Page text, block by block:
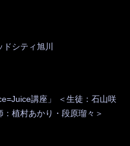
シティ旭川
講座」 ＜生徒：石山咲
：植村あかり・段原瑠々＞